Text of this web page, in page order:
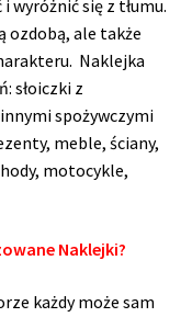
wyróżnić się z tłumu.
ozdobą, ale także
Naklejka
słoiczki z
spożywczymi
meble, ściany,
motocykle,
Naklejki?
każdy może sam